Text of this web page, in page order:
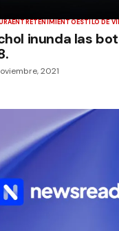
ENTRETENIMIENTOESTILO DE
inunda las
2021